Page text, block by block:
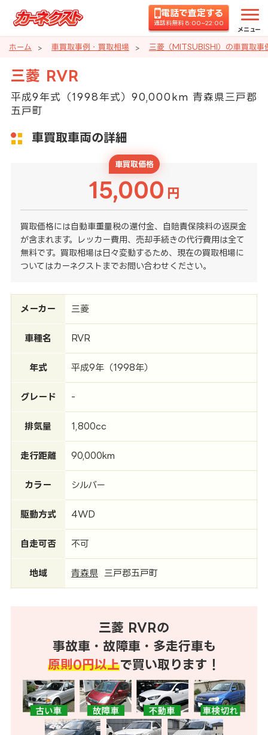
電話で査定する
通話料無料 8:00~22:00
メニュー
ホーム 車買取事例・買取相場 三菱（MITSUBISHI）の車買取事
三菱 RVR
平成9年式（1998年式）90,000km 青森県三戸郡
五戸町
車買取車両の詳細
車買取価格
15,000 円
買取価格には自動車重量税の還付金、自賠責保険料の返戻金
が含まれます。レッカー費用、売却手続きの代行費用は全て
無料です。買取相場は日々変動するため、現在の買取相場に
ついてはカーネクストまでお問い合わせください。
メーカー 三菱
車種名 RVR
年式 平成9年（1998年）
グレード -
排気量 1,800cc
走行距離 90,000km
カラー シルバー
駆動方式 4WD
自走可否 不可
地域 青森県 三戸郡五戸町
三菱 RVRの
事故車・故障車・多走行車も
原則0円以上で買い取ります！